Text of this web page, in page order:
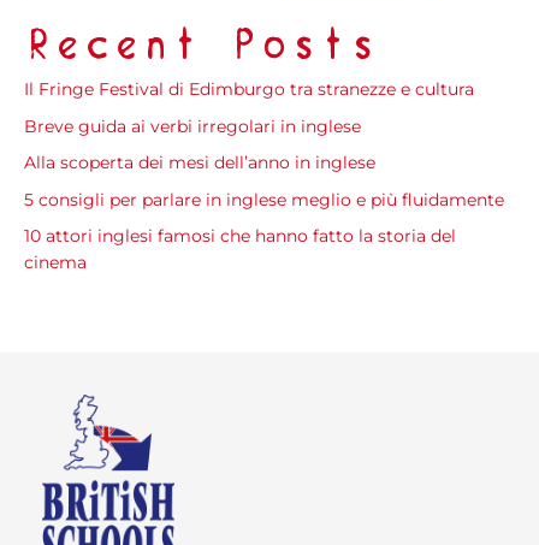
Recent Posts
Il Fringe Festival di Edimburgo tra stranezze e cultura
Breve guida ai verbi irregolari in inglese
Alla scoperta dei mesi dell’anno in inglese
5 consigli per parlare in inglese meglio e più fluidamente
10 attori inglesi famosi che hanno fatto la storia del
cinema